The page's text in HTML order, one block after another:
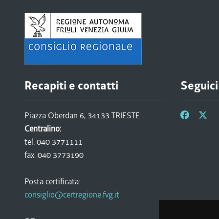
Recapiti e contatti
Piazza Oberdan 6, 34133 TRIESTE
Centralino:
tel. 040 3771111
fax. 040 3773190
Posta certificata:
consiglio@certregione.fvg.it